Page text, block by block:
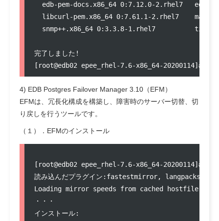
edb-pem-docs.x86_64 0:7.12.0-2.rhel7   edb-
libcurl-pem.x86_64 0:7.61.1-2.rhel7
snmp++.x86_64 0:3.3.8-1.rhel7
完了しました!
4) EDB Postgres Failover Manager 3.10（EFM）
EFMは、冗長化構成を構築し、障害時のサーバー切替、切
り戻しを行うツールです。
（１）．EFMのインストール
[root@edb02 epee_rhel-7.6-x86_64-20200114]#
読み込んだプラグイン:fastestmirror, langpacks
Loading mirror speeds from cached hostfile
・・・
インストール: